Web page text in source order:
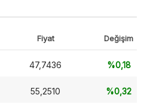
Fiyat Değişim
47,7436 %0,18
55,2510 %0,32